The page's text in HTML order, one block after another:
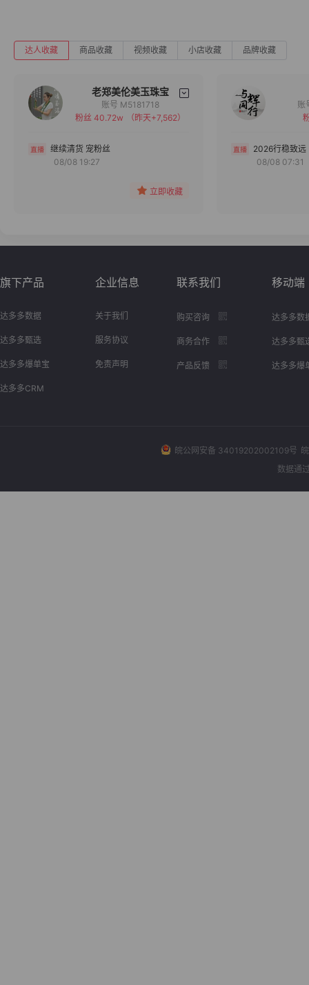
达人收藏 商品收藏 视频收藏 小店收藏 品牌收藏
老郑美伦美玉珠宝
备注
账号 M5181718
粉丝 40.72w
（昨天+7,562）
继续清货 宠粉丝
08/08 19:27
立即收藏
2026行稳致远
08/08 07:31
旗下产品
达多多数据
达多多甄选
达多多爆单宝
达多多CRM
企业信息
关于我们
服务协议
免责声明
联系我们
购买咨询
商务合作
产品反馈
移动端
达多多数
达多多甄
达多多爆
皖公网安备 34019202002109号
数据通